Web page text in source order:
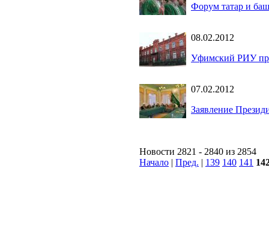
Форум татар и
08.02.2012
Уфимский РИУ
07.02.2012
Заявление
Новости 2821 - 2840 из 2854
Начало | Пред. | 139 140 141